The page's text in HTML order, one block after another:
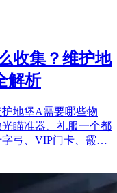
收集？维护地
解析
护地堡A需要哪些物
瞄准器、礼服一个都
字弓、VIP门卡、霰…